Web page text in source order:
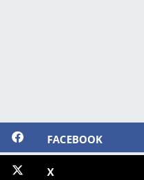
FACEBOOK
X